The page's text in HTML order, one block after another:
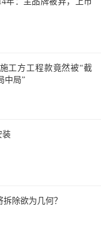
工方工程款竟然被“截
中局”
装
除欲为几何？